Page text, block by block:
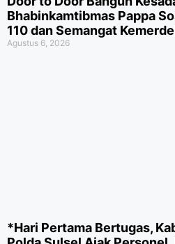
Bhabinkamtibmas Pappa
110 dan Semangat
Agustus 6, 2026
*Hari Pertama Bertugas,